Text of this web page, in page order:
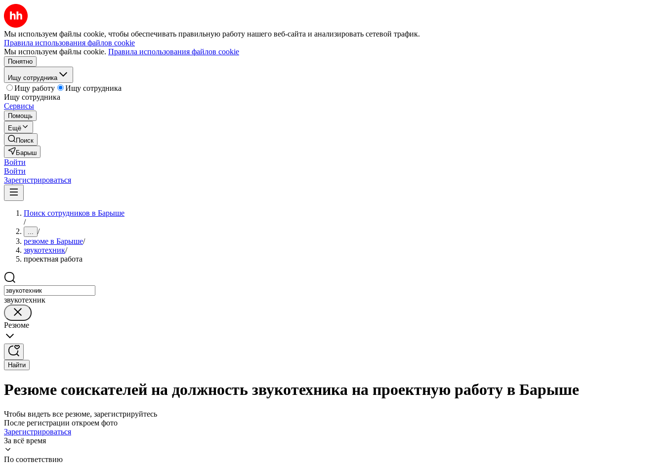
Мы используем файлы cookie, чтобы обеспечивать правильную работу нашего веб-сайта и анализировать сетевой трафик.
Правила использования файлов cookie
Мы используем файлы cookie. Правила использования файлов cookie
Понятно
Ищу сотрудника
Ищу работу
Ищу сотрудника
Ищу сотрудника
Сервисы
Помощь
Ещё
Поиск
Барыш
Войти
Войти
Зарегистрироваться
Поиск сотрудников в Барыше
/
... /
резюме в Барыше/
звукотехник/
проектная работа
звукотехник
Резюме
Найти
Резюме соискателей на должность звукотехника на проектную работу в Барыше
Чтобы видеть все резюме, зарегистрируйтесь
После регистрации откроем фото
Зарегистрироваться
За всё время
По соответствию